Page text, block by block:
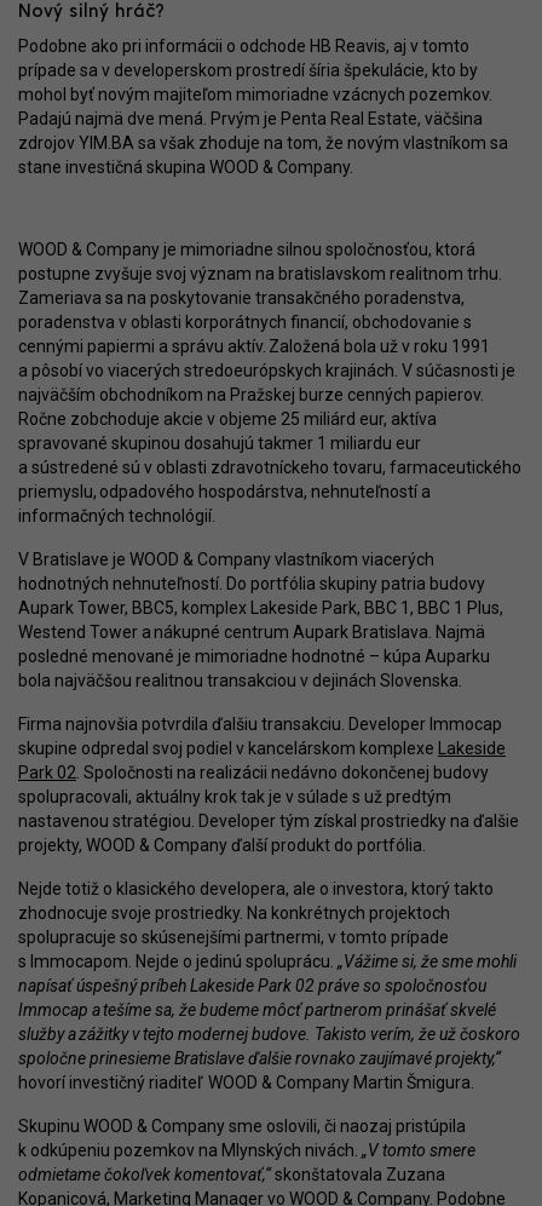
Nový silný hráč?
Podobne ako pri informácii o odchode HB Reavis, aj v tomto
prípade sa v developerskom prostredí šíria špekulácie, kto by
mohol byť novým majiteľom mimoriadne vzácnych pozemkov.
Padajú najmä dve mená. Prvým je Penta Real Estate, väčšina
zdrojov YIM.BA sa však zhoduje na tom, že novým vlastníkom sa
stane investičná skupina WOOD & Company.
WOOD & Company je mimoriadne silnou spoločnosťou, ktorá
postupne zvyšuje svoj význam na bratislavskom realitnom trhu.
Zameriava sa na poskytovanie transakčného poradenstva,
poradenstva v oblasti korporátnych financií, obchodovanie s
cennými papiermi a správu aktív. Založená bola už v roku 1991
a pôsobí vo viacerých stredoeurópskych krajinách. V súčasnosti je
najväčším obchodníkom na Pražskej burze cenných papierov.
Ročne zobchoduje akcie v objeme 25 miliárd eur, aktíva
spravované skupinou dosahujú takmer 1 miliardu eur
a sústredené sú v oblasti zdravotníckeho tovaru, farmaceutického
priemyslu, odpadového hospodárstva, nehnuteľností a
informačných technológií.
V Bratislave je WOOD & Company vlastníkom viacerých
hodnotných nehnuteľností. Do portfólia skupiny patria budovy
Aupark Tower, BBC5, komplex Lakeside Park, BBC 1, BBC 1 Plus,
Westend Tower a nákupné centrum Aupark Bratislava. Najmä
posledné menované je mimoriadne hodnotné – kúpa Auparku
bola najväčšou realitnou transakciou v dejinách Slovenska.
Firma najnovšia potvrdila ďalšiu transakciu. Developer Immocap
skupine odpredal svoj podiel v kancelárskom komplexe
Lakeside
Park 02 . Spoločnosti na realizácii nedávno dokončenej budovy
spolupracovali, aktuálny krok tak je v súlade s už predtým
nastavenou stratégiou. Developer tým získal prostriedky na ďalšie
projekty, WOOD & Company ďalší produkt do portfólia.
Nejde totiž o klasického developera, ale o investora, ktorý takto
zhodnocuje svoje prostriedky. Na konkrétnych projektoch
spolupracuje so skúsenejšími partnermi, v tomto prípade
s Immocapom. Nejde o jedinú spoluprácu. „Vážime si, že sme mohli
napísať úspešný príbeh Lakeside Park 02 práve so spoločnosťou
Immocap a tešíme sa, že budeme môcť partnerom prinášať skvelé
služby a zážitky v tejto modernej budove. Takisto verím, že už čoskoro
spoločne prinesieme Bratislave ďalšie rovnako zaujímavé projekty,“
hovorí investičný riaditeľ WOOD & Company Martin Šmigura.
Skupinu WOOD & Company sme oslovili, či naozaj pristúpila
k odkúpeniu pozemkov na Mlynských nivách. „V tomto smere
odmietame čokoľvek komentovať,“skonštatovala Zuzana
Kopanicová, Marketing Manager vo WOOD & Company. Podobne